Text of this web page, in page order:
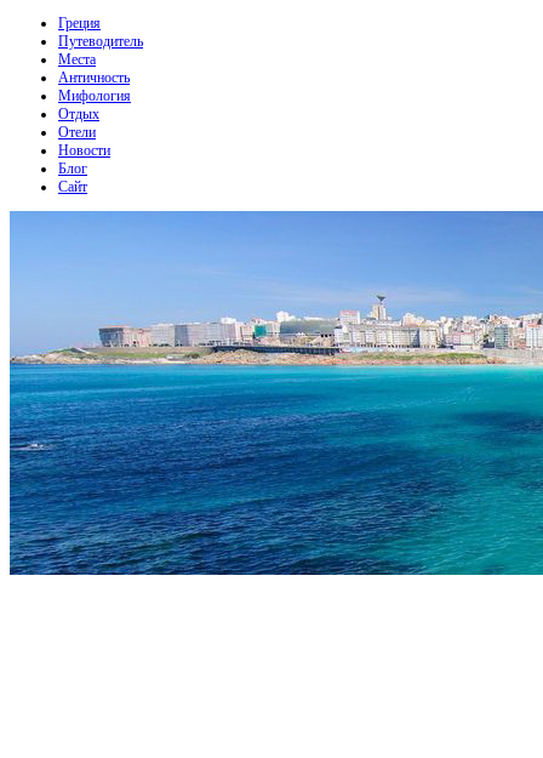
Греция
Путеводитель
Места
Античность
Мифология
Отдых
Отели
Новости
Блог
Сайт